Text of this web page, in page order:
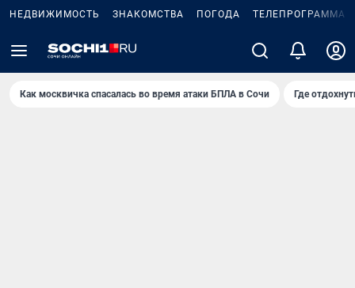
НЕДВИЖИМОСТЬ ЗНАКОМСТВА ПОГОДА ТЕЛЕПРОГРАММА
Как москвичка спасалась во время атаки БПЛА в Сочи Где